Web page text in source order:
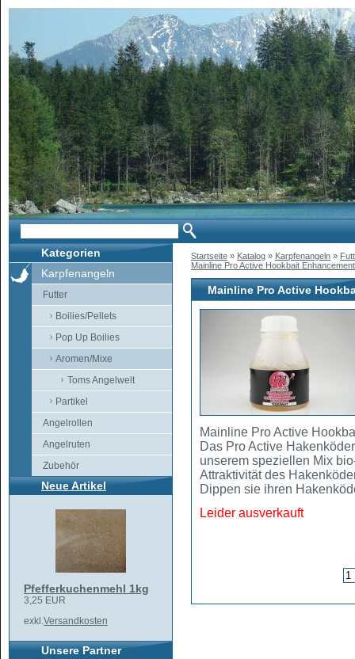
Kategorien
Karpfenangeln
Futter
Boilies/Pellets
Pop Up Boilies
Aromen/Mixe
Toms Angelwelt
Partikel
Angelrollen
Angelruten
Zubehör
Neue Artikel
Pfefferkuchenmehl 1kg
3,25 EUR
exkl.Versandkosten
Unsere Partner
Startseite » Katalog » Karpfenangeln »
Mainline Pro Active Hookbait
Mainline Pro Active
Mainline Pro Active
Das Pro Active
unserem speziellen Mix
Attraktivität des
Dippen sie ihren
Leider ausverkauft